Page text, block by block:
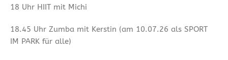
18 Uhr HIIT mit Michi
18.45 Uhr Zumba mit Kerstin (am 10.07.26 als SPORT
IM PARK für alle)